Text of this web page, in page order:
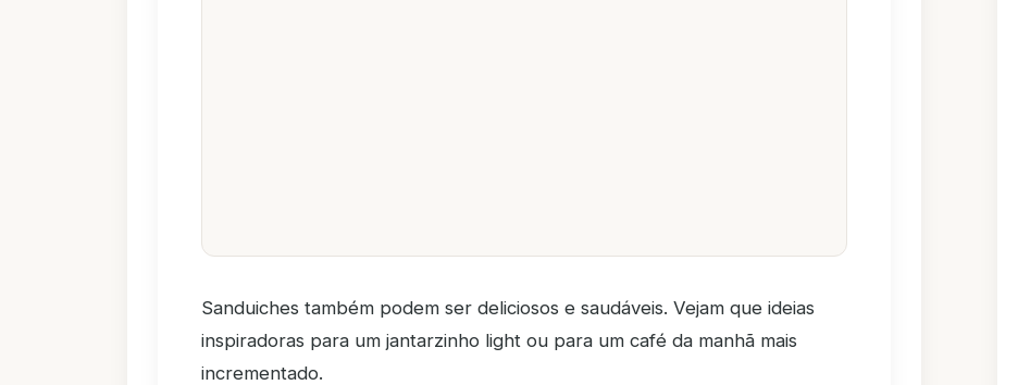
Sanduiches também podem ser deliciosos e saudáveis. Vejam que ideias
inspiradoras para um jantarzinho light ou para um café da manhã mais
incrementado.